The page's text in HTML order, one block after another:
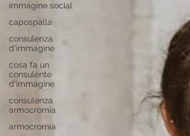
immagine social
capospalla
consulenza
d'immagine
cosa fa un
consulente
d'immagine
consulenza
armocromia
armocromia